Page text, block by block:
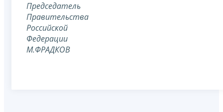
Председатель
Правительства
Российской
Федерации
М.ФРАДКОВ